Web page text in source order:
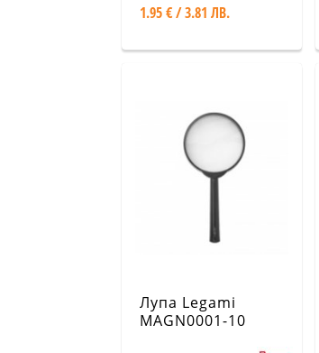
1.95 € / 3.81 ЛВ.
Лупа Legami
MAGN0001-10